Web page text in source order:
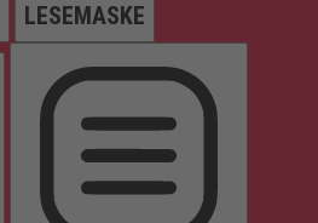
LESEMASKE